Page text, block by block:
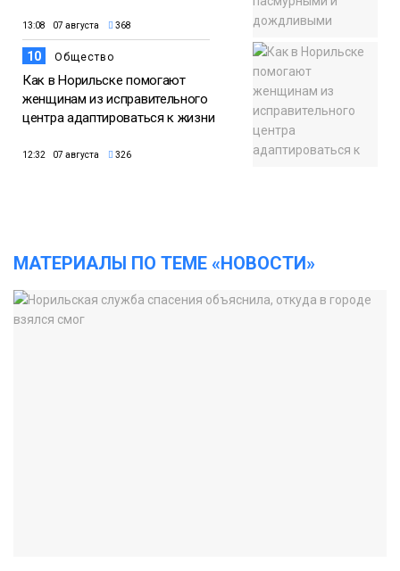
13:08 07 августа 368
10 Общество
Как в Норильске помогают
женщинам из исправительного
центра адаптироваться к жизни
12:32 07 августа 326
МАТЕРИАЛЫ ПО ТЕМЕ «НОВОСТИ»